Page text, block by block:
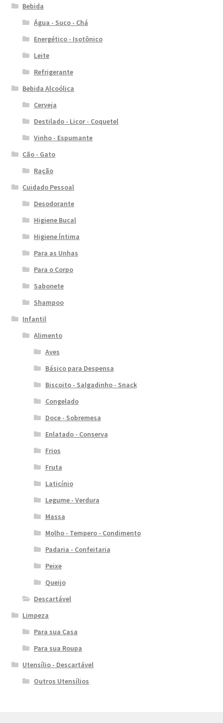
Bebida
Água - Suco - Chá
Energético - Isotônico
Leite
Refrigerante
Bebida Alcoólica
Cerveja
Destilado - Licor - Coquetel
Vinho - Espumante
Cão - Gato
Ração
Cuidado Pessoal
Desodorante
Higiene Bucal
Higiene Íntima
Para as Unhas
Para o Corpo
Sabonete
Shampoo
Infantil
Alimento
Aves
Básico para Despensa
Biscoito - Salgadinho - Snack
Congelado
Doce - Sobremesa
Enlatado - Conserva
Frios
Fruta
Laticínio
Legume - Verdura
Massa
Molho - Tempero - Condimento
Padaria - Confeitaria
Peixe
Queijo
Descartável
Limpeza
Para sua Casa
Para sua Roupa
Utensílio - Descartável
Outros Utensílios